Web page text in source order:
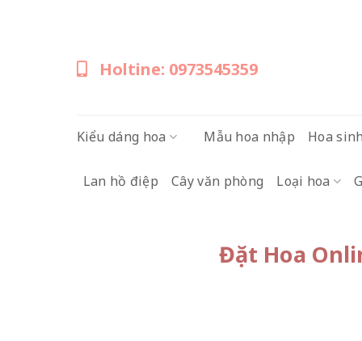
Holtine: 0973545359
Kiểu dáng hoa Mẫu hoa nhập Hoa
Lan hồ điệp Cây văn phòng Loại hoa
Đặt Hoa